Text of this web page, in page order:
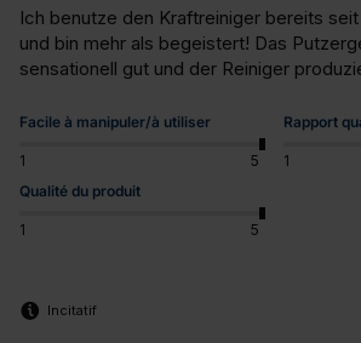
Ich benutze den Kraftreiniger bereits
und bin mehr als begeistert! Das
sensationell gut und der Reiniger
Facile à manipuler/à utiliser
1 5
Rapport
1
Qualité du produit
1 5
Incitatif